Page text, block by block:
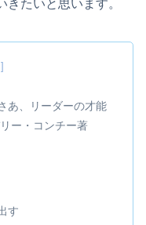
たいと思います。
あ、リーダーの才能
ー・コンチー著
す